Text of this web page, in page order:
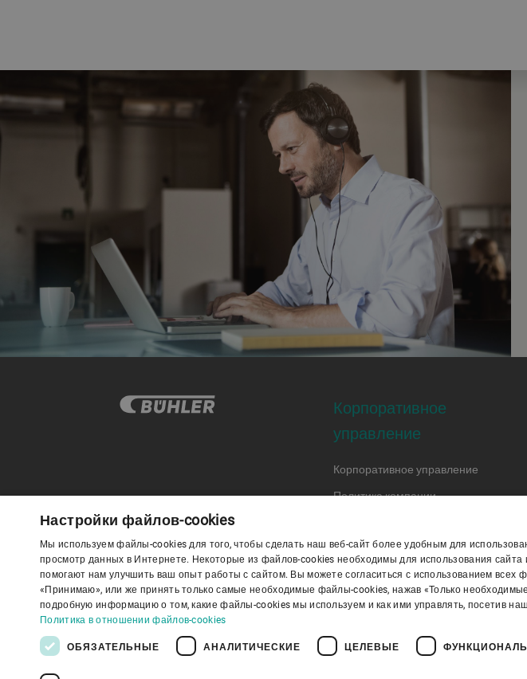
Корпоративное
управление
Корпоративное управление
Политика компании
Кодекс поведения поставщика
Политика конфиденциальности
Настройки файлов-cookies
Мы используем файлы-cookies для того, чтобы сделать наш веб-сайт более удобным для
просмотр данных в Интернете. Некоторые из файлов-cookies необходимы для использования сайта
помогают нам улучшить ваш опыт работы с сайтом. Вы можете согласиться с использованием всех
«Принимаю», или же принять только самые необходимые файлы-cookies, нажав «Только
подробную информацию о том, какие файлы-cookies мы используем и как ими управлять, посетив
Политика в отношении файлов-cookies
ОБЯЗАТЕЛЬНЫЕ АНАЛИТИЧЕСКИЕ ЦЕЛЕВЫЕ